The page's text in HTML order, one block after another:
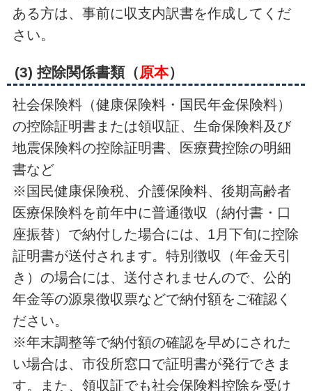
ある方は、事前に収支内訳書を作成してくだ
さい。
(3) 控除関係書類（原本）
社会保険料（健康保険料・国民年金保険料）
の控除証明書または領収証、生命保険料及び
地震保険料の控除証明書、医療費控除の明細
書など
※国民健康保険税、介護保険料、後期高齢者
医療保険料を前年中に普通徴収（納付書・口
座振替）で納付した場合には、1月下旬に控除
証明書が送付されます。特別徴収（年金天引
き）の場合には、送付されませんので、公的
年金等の源泉徴収票などで納付額をご確認く
ださい。
※年末調整等で納付額の確認を早めにされた
い場合は、市役所窓口で証明書が発行できま
す。また、領収証でも社会保険料控除を受け